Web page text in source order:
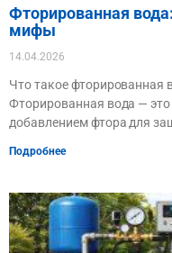
Фторированная
мифы
14.04.2026
Что такое фторированная
Фторированная вода —
добавлением фтора для
Подробнее